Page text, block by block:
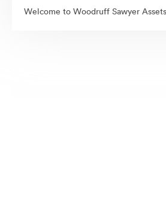
Welcome to Woodruff Sawyer